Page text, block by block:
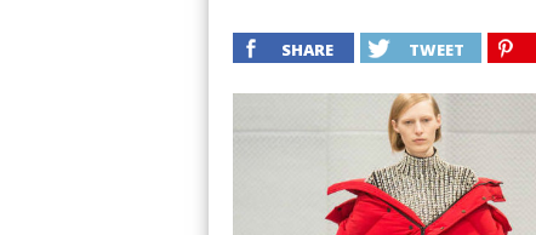
SHARE TWEET